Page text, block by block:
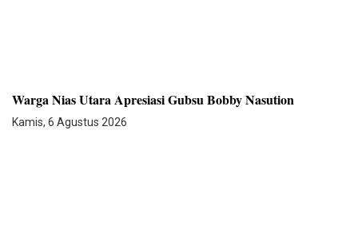
Warga Nias Utara Apresiasi Gubsu Bobby Nasution
Kamis, 6 Agustus 2026